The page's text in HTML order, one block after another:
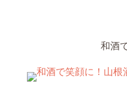
和酒